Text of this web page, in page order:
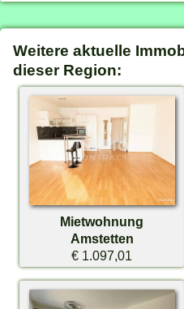
Weitere aktuelle
dieser Region:
Mietwohnung
Amstetten
€ 1.097,01